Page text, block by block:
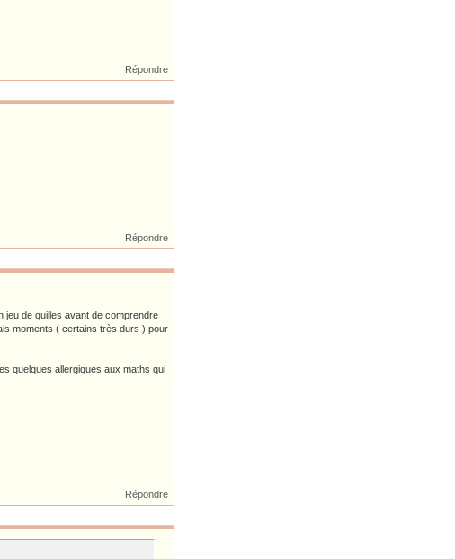
Répondre
Répondre
jeu de quilles avant de comprendre
moments ( certains très durs ) pour
quelques allergiques aux maths qui
Répondre